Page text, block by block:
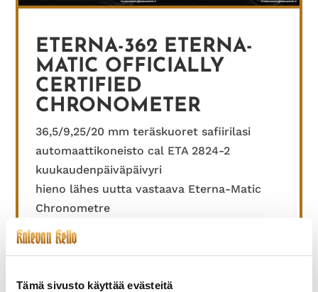
Tämä sivusto käyttää evästeitä
ETERNA-362 ETERNA-
MATIC OFFICIALLY
CERTIFIED
CHRONOMETER
36,5/9,25/20 mm teräskuoret safiirilasi
automaattikoneisto cal ETA 2824-2
kuukaudenpäiväpäivyri
hieno lähes uutta vastaava Eterna-Matic
Chronometre
mukana Eternan kotelo
ref 8423.41
1 350,00€